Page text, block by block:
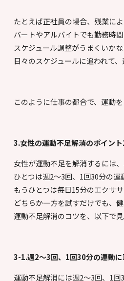
たとえば正社員の場合、残業に
パートやアルバイトでも勤務時間
スケジュール調整がうまくいかな
日々のスケジュールに追われて
このように仕事の都合で、運動
3.女性の運動不足解消のポイント
女性が運動不足を解消するには
ひとつは週2～3回、1回30分の運
もうひとつは毎日15分のエクサ
どちらか一方を試すだけでも、
運動不足解消のコツを、以下で見
3-1.週2～3回、 1回30分の運動
運動不足解消には週2～3回、1回